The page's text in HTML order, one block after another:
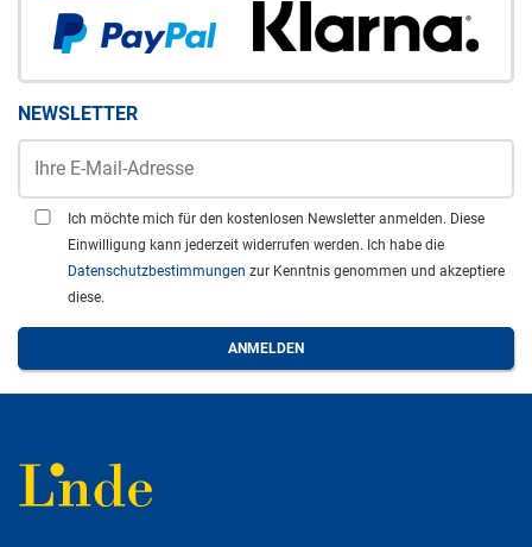
NEWSLETTER
Ich möchte mich für den kostenlosen Newsletter anmelden. Diese
Einwilligung kann jederzeit widerrufen werden. Ich habe die
Datenschutzbestimmungen zur Kenntnis genommen und akzeptiere
diese.